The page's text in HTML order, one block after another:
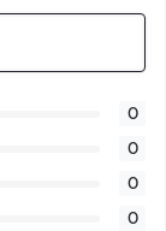
0
0
0
0